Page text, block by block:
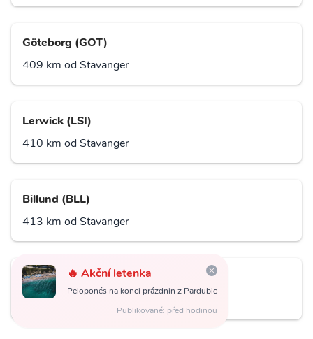
Göteborg (GOT)
409 km od Stavanger
Lerwick (LSI)
410 km od Stavanger
Billund (BLL)
413 km od Stavanger
Aarhus (AAR)
415 km od Stavanger
🔥 Akční letenka
Peloponés na konci prázdnin z Pardubic
Publikované: před hodinou